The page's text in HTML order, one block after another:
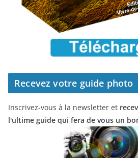
Recevez votre guide photo
Inscrivez-vous à la newsletter et
l'ultime guide qui fera de vous un